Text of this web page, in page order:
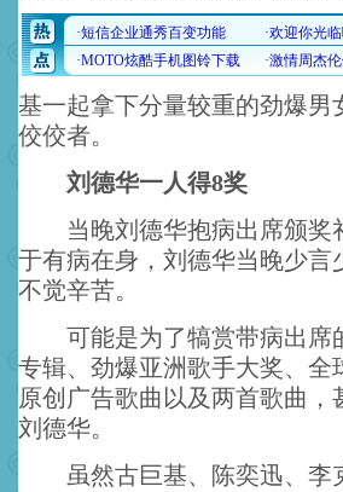
基一起拿下分量较重的劲爆
佼佼者。
刘德华一人得8奖
当晚刘德华抱病出席颁奖
于有病在身，刘德华当晚少
不觉辛苦。
可能是为了犒赏带病出席
专辑、劲爆亚洲歌手大奖、
原创广告歌曲以及两首歌曲
刘德华。
虽然古巨基、陈奕迅、李